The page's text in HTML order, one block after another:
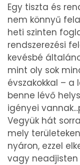
Egy tiszta és
nem könnyű
heti szinten
rendszerezési
kevésbé
mint oly sok
évszakokkal – a
benne lévő
igényei
Vegyük hát
mely
nyáron, ezzel
vagy neadjisten